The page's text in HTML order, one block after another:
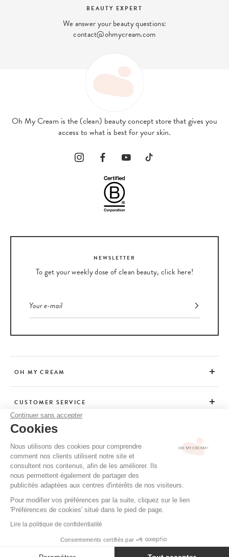
Continuer sans accepter
Cookies
Nous utilisons des cookies pour comprendre
comment nos clients utilisent notre site et
consultent nos contenus, afin de les améliorer. Ils
nous permettent également de partager des
publicités adaptées aux centres d'intérêts de nos visiteurs.
Pour modifier vos préférences par la suite, cliquez sur le lien
'Préférences de cookies' situé dans le pied de page.
Lire la politique de confidentialité
Consentements certifiés par
BEAUTY EXPERT
We answer your beauty questions:
contact@ohmycream.com
Oh My Cream is the (clean) beauty concept store that gives you
access to what is best for your skin.
NEWSLETTER
To get your weekly dose of clean beauty, click here!
OH MY CREAM
CUSTOMER SERVICE
ADVICE
CGV / CGU
TERMS OF USE
PRIVACY POLICY
CREDITS